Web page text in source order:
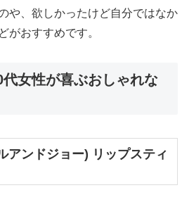
や、欲しかったけど自分ではなか
がおすすめです。
女性が喜ぶおしゃれな
アンドジョー) リップスティ